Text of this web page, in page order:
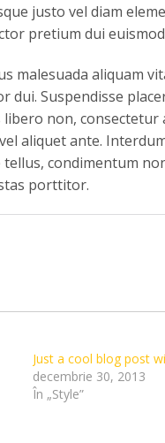
justo vel diam
pretium dui
malesuada aliquam
Suspendisse
non,
aliquet ante.
condimentum
porttitor.
Just a cool blog post
decembrie 30, 2013
În „Style”